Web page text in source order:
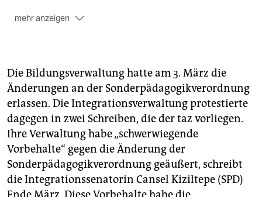
mehr anzeigen
zur Abschlusskundgebung ab 13 Uhr vor dem Roten
Rathaus. Während der Abschlusskundgebung stehen
Gebärdensprach­dolmet­scher*innen zur Verfügung.
(taz)
Die Bildungsverwaltung hatte am 3. März die
Änderungen an der Sonderpädagogikverordnung
erlassen. Die Integrationsverwaltung protestierte
dagegen in zwei Schreiben, die der taz vorliegen.
Ihre Verwaltung habe „schwerwiegende
Vorbehalte“ gegen die Änderung der
Sonderpädagogikverordnung geäußert, schreibt
die Integrationssenatorin Cansel Kiziltepe (SPD)